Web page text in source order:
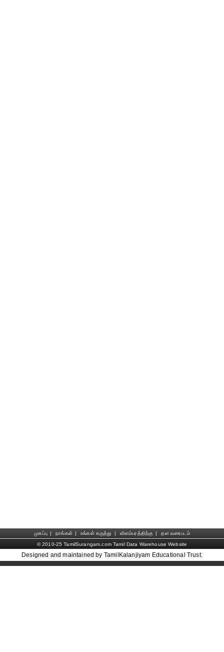
முகப்பு | நாங்கள் | உங்கள் கருத்து | விளம்பரத்திற்கு |
தள வரைபடம்
© 2010-25 TamilSurangam.com Tamil Data Warehouse Website
Designed and maintained by TamilKalanjiyam Educational Trust.